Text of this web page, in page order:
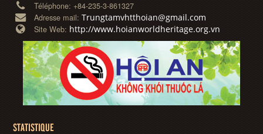
Téléphone:+84-235-3-861327
Adresse mail:Trungtamvhtthoian@gmail.com
Site Web: http://www.hoianworldheritage.org.vn
STATISTIQUE